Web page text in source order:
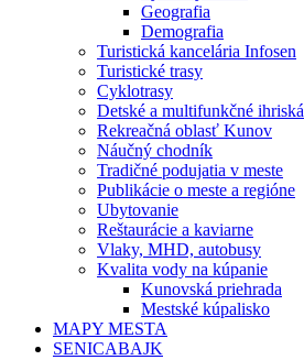
Geografia
Demografia
Turistická kancelária Infosen
Turistické trasy
Cyklotrasy
Detské a multifunkčné ihriská
Rekreačná oblasť Kunov
Náučný chodník
Tradičné podujatia v meste
Publikácie o meste a regióne
Ubytovanie
Reštaurácie a kaviarne
Vlaky, MHD, autobusy
Kvalita vody na kúpanie
Kunovská priehrada
Mestské kúpalisko
MAPY MESTA
SENICABAJK